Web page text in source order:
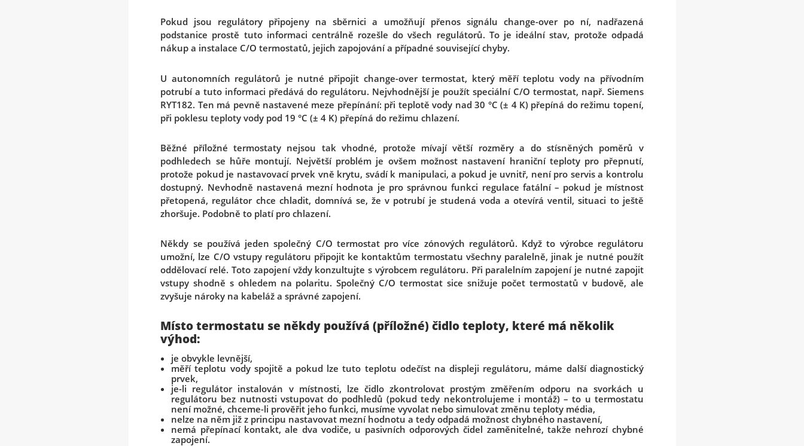
Pokud jsou regulátory připojeny na sběrnici a umožňují přenos signálu change-over po ní, nadřazená
podstanice prostě tuto informaci centrálně rozešle do všech regulátorů. To je ideální stav, protože odpadá
nákup a instalace C/O termostatů, jejich zapojování a případné související chyby.
U autonomních regulátorů je nutné připojit change-over termostat, který měří teplotu vody na přívodním
potrubí a tuto informaci předává do regulátoru. Nejvhodnější je použít speciální C/O termostat, např. Siemens
RYT182. Ten má pevně nastavené meze přepínání: při teplotě vody nad 30 °C (± 4 K) přepíná do režimu topení,
při poklesu teploty vody pod 19 °C (± 4 K) přepíná do režimu chlazení.
Běžné příložné termostaty nejsou tak vhodné, protože mívají větší rozměry a do stísněných poměrů v
podhledech se hůře montují. Největší problém je ovšem možnost nastavení hraniční teploty pro přepnutí,
protože pokud je nastavovací prvek vně krytu, svádí k manipulaci, a pokud je uvnitř, není pro servis a kontrolu
dostupný. Nevhodně nastavená mezní hodnota je pro správnou funkci regulace fatální – pokud je místnost
přetopená, regulátor chce chladit, domnívá se, že v potrubí je studená voda a otevírá ventil, situaci to ještě
zhoršuje. Podobně to platí pro chlazení.
Někdy se používá jeden společný C/O termostat pro více zónových regulátorů. Když to výrobce regulátoru
umožní, lze C/O vstupy regulátoru připojit ke kontaktům termostatu všechny paralelně, jinak je nutné použít
oddělovací relé. Toto zapojení vždy konzultujte s výrobcem regulátoru. Při paralelním zapojení je nutné zapojit
vstupy shodně s ohledem na polaritu. Společný C/O termostat sice snižuje počet termostatů v budově, ale
zvyšuje nároky na kabeláž a správné zapojení.
Místo termostatu se někdy používá (příložné) čidlo teploty, které má několik
výhod:
je obvykle levnější,
měří teplotu vody spojitě a pokud lze tuto teplotu odečíst na displeji regulátoru, máme další diagnostický
prvek,
je-li regulátor instalován v místnosti, lze čidlo zkontrolovat prostým změřením odporu na svorkách u
regulátoru bez nutnosti vstupovat do podhledů (pokud tedy nekontrolujeme i montáž) – to u termostatu
není možné, chceme-li prověřit jeho funkci, musíme vyvolat nebo simulovat změnu teploty média,
nelze na něm již z principu nastavovat mezní hodnotu a tedy odpadá možnost chybného nastavení,
nemá přepínací kontakt, ale dva vodiče, u pasivních odporových čidel zaměnitelné, takže nehrozí chybné
zapojení.